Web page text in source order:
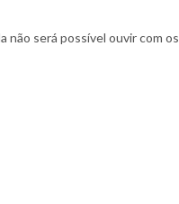
não será possível ouvir com os